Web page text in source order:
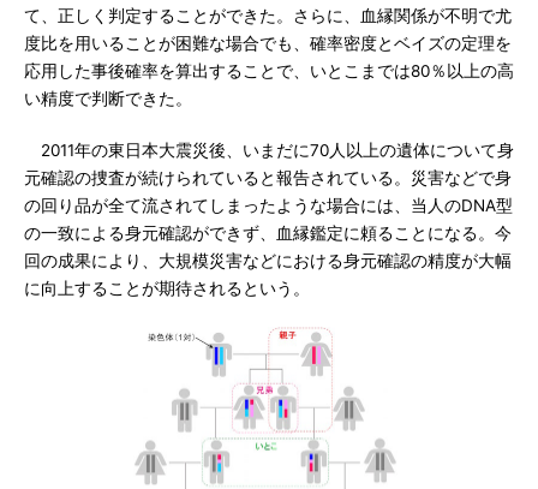
て、正しく判定することができた。さらに、血縁関係が不明で尤
度比を用いることが困難な場合でも、確率密度とベイズの定理を
応用した事後確率を算出することで、いとこまでは80％以上の高
い精度で判断できた。
2011年の東日本大震災後、いまだに70人以上の遺体について身
元確認の捜査が続けられていると報告されている。災害などで身
の回り品が全て流されてしまったような場合には、当人のDNA型
の一致による身元確認ができず、血縁鑑定に頼ることになる。今
回の成果により、大規模災害などにおける身元確認の精度が大幅
に向上することが期待されるという。